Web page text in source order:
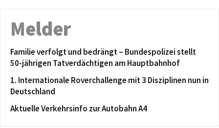
Melder
Familie verfolgt und bedrängt – Bundespolizei stellt
50-jährigen Tatverdächtigen am Hauptbahnhof
1. Internationale Roverchallenge mit 3 Disziplinen nun in
Deutschland
Aktuelle Verkehrsinfo zur Autobahn A4